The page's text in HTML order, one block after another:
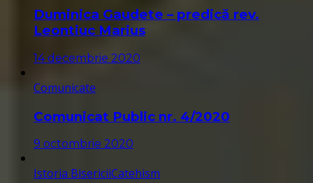
Duminica Gaudete – predică rev.
Leontiuc Marius
14 decembrie 2020
Comunicate
Comunicat Public nr. 4/2020
9 octombrie 2020
Istoria BisericiiCatehism